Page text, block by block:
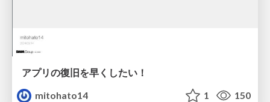
アプリの復旧を早くしたい！
mitohato14
1 150